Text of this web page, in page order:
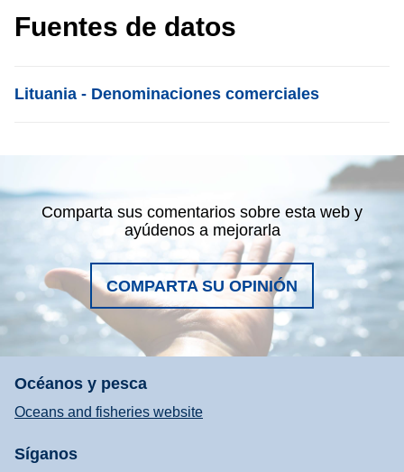
Fuentes de datos
List item
Lituania - Denominaciones comerciales
Comparta sus comentarios sobre esta web y
ayúdenos a mejorarla
COMPARTA SU OPINIÓN
Océanos y pesca
Oceans and fisheries website
Síganos